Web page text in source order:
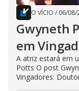
O VÍCIO / 06/08/
Gwyneth
em
A atriz estará em
Potts O post
Vingadores: